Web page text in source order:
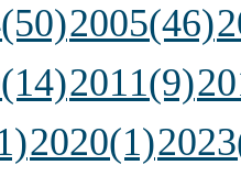
2005(46)
2011(9)
2020(1)